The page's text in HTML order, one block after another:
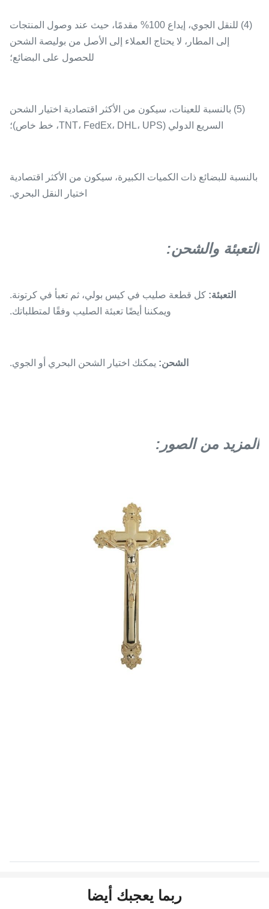
(4) للنقل الجوي، إيداع 100% مقدمًا، حيث عند وصول المنتجات
إلى المطار، لا يحتاج العملاء إلى الأصل من بوليصة الشحن
للحصول على البضائع؛
(5) بالنسبة للعينات، سيكون من الأكثر اقتصادية اختيار الشحن
السريع الدولي (TNT، FedEx، DHL، UPS، خط خاص)؛
بالنسبة للبضائع ذات الكميات الكبيرة، سيكون من الأكثر اقتصادية
اختيار النقل البحري.
التعبئة والشحن:
التعبئة: كل قطعة صليب في كيس بولي، ثم تعبأ في كرتونة.
ويمكننا أيضًا تعبئة الصليب وفقًا لمتطلباتك.
الشحن: يمكنك اختيار الشحن البحري أو الجوي.
المزيد من الصور:
ربما يعجبك أيضا